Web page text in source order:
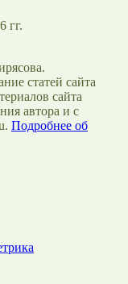
гг.
статей сайта
сайта
автора и с
Подробнее об